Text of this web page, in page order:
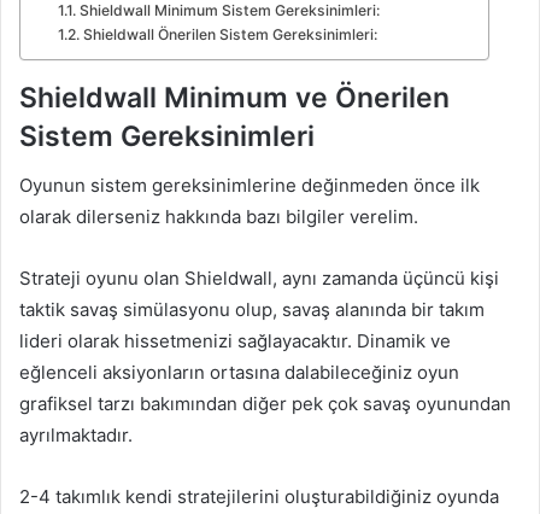
Shieldwall Minimum Sistem Gereksinimleri:
Shieldwall Önerilen Sistem Gereksinimleri:
Shieldwall Minimum ve Önerilen
Sistem Gereksinimleri
Oyunun sistem gereksinimlerine değinmeden önce ilk
olarak dilerseniz hakkında bazı bilgiler verelim.
Strateji oyunu olan Shieldwall, aynı zamanda üçüncü kişi
taktik savaş simülasyonu olup, savaş alanında bir takım
lideri olarak hissetmenizi sağlayacaktır. Dinamik ve
eğlenceli aksiyonların ortasına dalabileceğiniz oyun
grafiksel tarzı bakımından diğer pek çok savaş oyunundan
ayrılmaktadır.
2-4 takımlık kendi stratejilerini oluşturabildiğiniz oyunda